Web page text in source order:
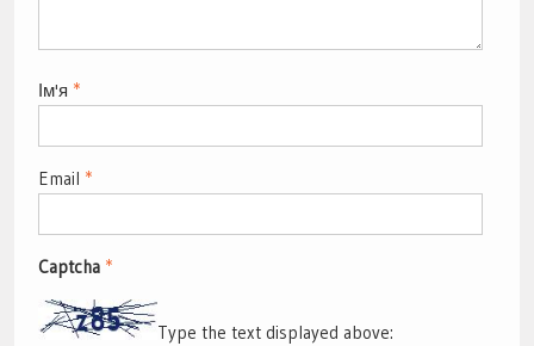
Ім'я *
Email *
Captcha *
Type the text displayed above: